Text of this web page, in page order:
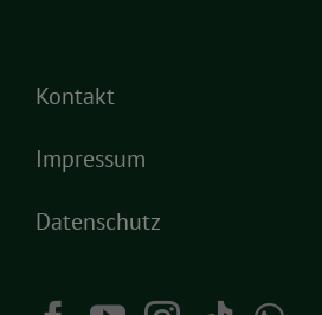
Kontakt
Impressum
Datenschutz